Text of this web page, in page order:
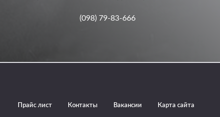
(098) 79-83-666
Прайс лист Контакты Вакансии Карта сайта